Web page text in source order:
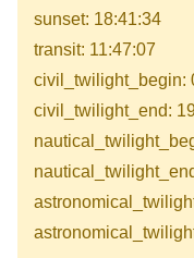
sunset: 18:41:34
transit: 11:47:07
civil_twilight_begin:
civil_twilight_end: